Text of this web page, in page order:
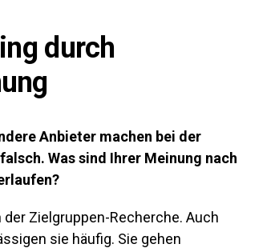
durch
Anbieter machen bei der
Was sind Ihrer Meinung nach
Zielgruppen-Recherche. Auch
sie häufig. Sie gehen